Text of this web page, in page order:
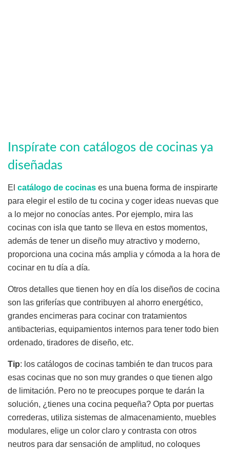
Inspírate con catálogos de cocinas ya
diseñadas
El catálogo de cocinas es una buena forma de inspirarte
para elegir el estilo de tu cocina y coger ideas nuevas que
a lo mejor no conocías antes. Por ejemplo, mira las
cocinas con isla que tanto se lleva en estos momentos,
además de tener un diseño muy atractivo y moderno,
proporciona una cocina más amplia y cómoda a la hora de
cocinar en tu día a día.
Otros detalles que tienen hoy en día los diseños de cocina
son las griferías que contribuyen al ahorro energético,
grandes encimeras para cocinar con tratamientos
antibacterias, equipamientos internos para tener todo bien
ordenado, tiradores de diseño, etc.
Tip: los catálogos de cocinas también te dan trucos para
esas cocinas que no son muy grandes o que tienen algo
de limitación. Pero no te preocupes porque te darán la
solución, ¿tienes una cocina pequeña? Opta por puertas
correderas, utiliza sistemas de almacenamiento, muebles
modulares, elige un color claro y contrasta con otros
neutros para dar sensación de amplitud, no coloques